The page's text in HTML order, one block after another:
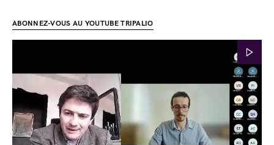
ABONNEZ-VOUS AU YOUTUBE TRIPALIO